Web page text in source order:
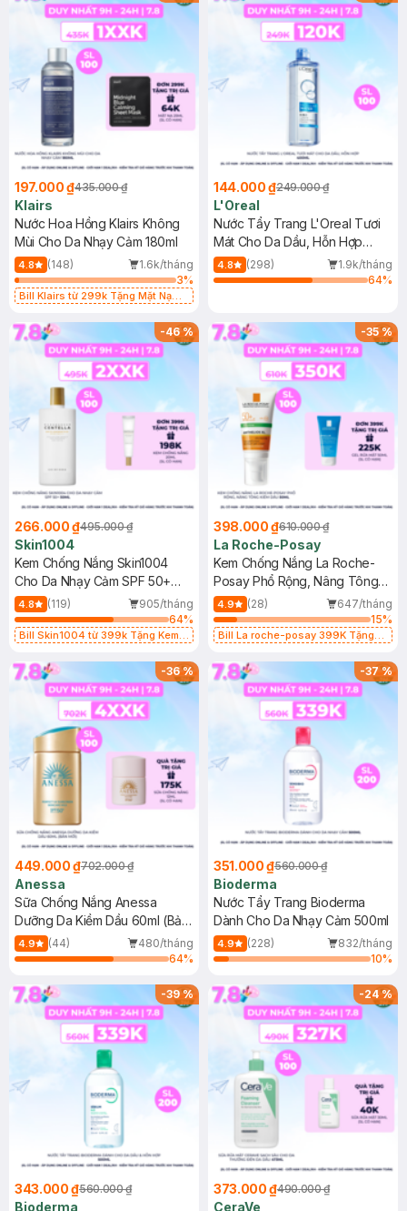
197.000 ₫435.000 ₫
Klairs
Nước Hoa Hồng Klairs Không
Mùi Cho Da Nhạy Cảm 180ml
4.8 (148)
1.6k/tháng
3%
Bill Klairs từ 299k Tặng Mặt Nạ
25ml (SL Có Hạn)
144.000 ₫249.000 ₫
L'Oreal
Nước Tẩy Trang L'Oreal Tươi
Mát Cho Da Dầu, Hỗn Hợp
400ml
4.8 (298)
1.9k/tháng
64%
-46%
266.000 ₫495.000 ₫
Skin1004
Kem Chống Nắng Skin1004
Cho Da Nhạy Cảm SPF 50+
50ml
4.8 (119)
905/tháng
64%
Bill Skin1004 từ 399k Tặng Kem
SPF 50+ 20ml (SL Có Hạn)
-35%
398.000 ₫610.000 ₫
La Roche-Posay
Kem Chống Nắng La Roche-
Posay Phổ Rộng, Nâng Tông
Kiềm Dầu 50ml
4.9 (28)
647/tháng
15%
Bill La roche-posay 399K Tặng
(SL có hạn)
-36%
449.000 ₫702.000 ₫
Anessa
Sữa Chống Nắng Anessa
Dưỡng Da Kiềm Dầu 60ml (Bản
Mới)
4.9 (44)
480/tháng
64%
-37%
351.000 ₫560.000 ₫
Bioderma
Nước Tẩy Trang Bioderma
Dành Cho Da Nhạy Cảm 500ml
4.9 (228)
832/tháng
10%
-39%
343.000 ₫560.000 ₫
Bioderma
-24%
373.000 ₫490.000 ₫
CeraVe